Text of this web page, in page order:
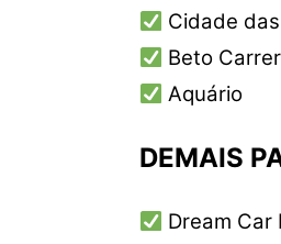
Cidade
Beto
Aquário
DEMAIS
Dream Car